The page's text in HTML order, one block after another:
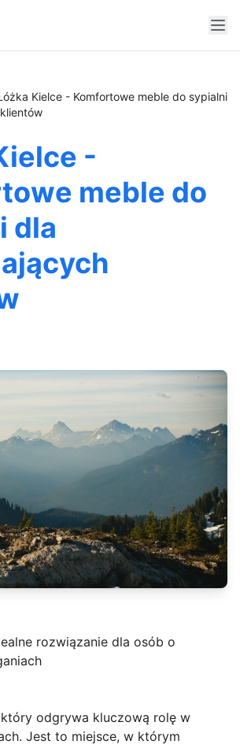
Kielce - Komfortowe meble do sypialni
-
meble do
dla
rozwiązanie dla osób o
odgrywa kluczową rolę w
Jest to miejsce, w którym